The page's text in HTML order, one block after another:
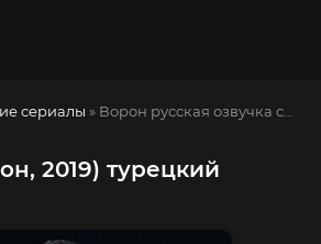
сериалы » Ворон русская озвучка смотреть полностью онлайн!
2019) турецкий